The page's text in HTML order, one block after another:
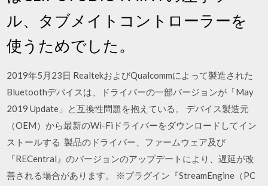
ル、タブメイトコントローラーを
使うためでした。
2019年5月23日 RealtekおよびQualcommによって製造された
Bluetoothデバイスは、ドライバーの一部バージョンが「May
2019 Update」と互換性問題を抱えている。 デバイス製造元
（OEM）から最新のWi-Fiドライバーをダウンロードしてイン
ストールする 製品のドライバー、ファームウェア及び
『RECentral』のバージョンのアップデートにより、遅延が改
善される場合があります。 ※プラグイン『StreamEngine（PC